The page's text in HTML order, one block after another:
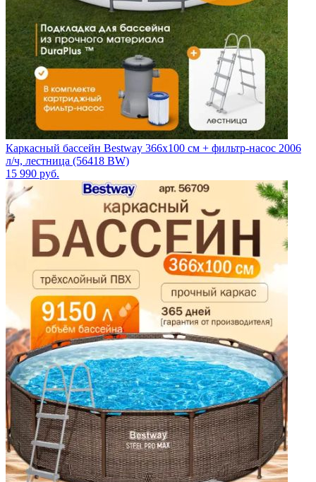
Каркасный бассейн Bestway 366х100 см + фильтр-насос 2006
л/ч, лестница (56418 BW)
15 990 руб.